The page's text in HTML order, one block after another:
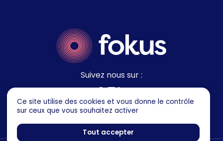
Suivez nous sur :
Ce site utilise des cookies et vous donne le contrôle
sur ceux que vous souhaitez activer
Tout accepter